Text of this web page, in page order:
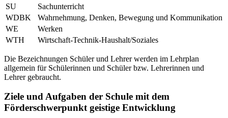
SU
Sachunterricht
WDBK
Wahrnehmung, Denken, Bewegung und Kommunikation
WE
Werken
WTH
Wirtschaft-Technik-Haushalt/Soziales
Die Bezeichnungen Schüler und Lehrer werden im Lehrplan
allgemein für Schülerinnen und Schüler bzw. Lehrerinnen und
Lehrer gebraucht.
Ziele und Aufgaben der Schule mit dem
Förderschwerpunkt geistige Entwicklung